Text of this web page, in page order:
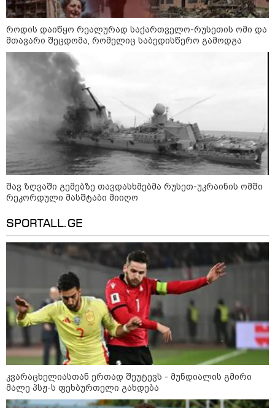
9
აგვისტო
დღის ზოგადი
ასტროლოგიური
პროგნოზი
აგვისტო აგარაკზე: ეს 5 საქმე
უნდა მოასწროთ შემოდგომის
დადგომამდე
ფული ამ ზოდიაქოს ნიშნების
ხელში აღმოჩნდება: ვინ
გამდიდრდება?
როდის დაიწყო რეალურად საქართველო-რუსეთის ომი და
მთავარი შეცდომა, რომელიც საბედისწერო გამოდგა
შავ ზღვაში გემებზე თავდასხმებმა რუსეთ-უკრაინის ომში
რეკორდული მასშტაბი მიიღო
SPORTALL.GE
კვარაცხელიასთან ერთად შეუტევს - მუნდიალის გმირი
მალე პსჟ-ს ფეხბურთელი გახდება